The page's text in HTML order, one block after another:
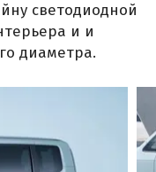
светодиодной
и и
диаметра.